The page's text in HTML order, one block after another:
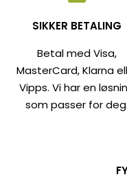
SIKKER BETALING
Betal med Visa,
MasterCard, Klarna
Vipps. Vi har en
som passer for deg.